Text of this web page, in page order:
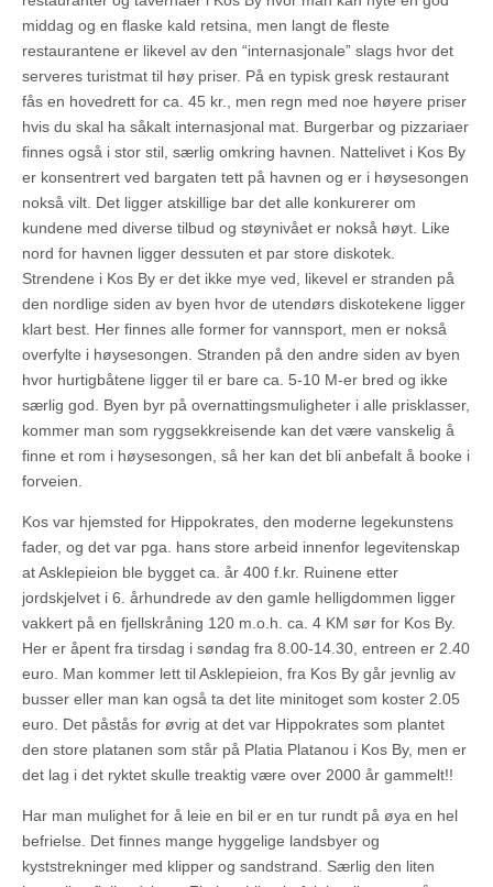
middag og en flaske kald retsina, men langt de fleste
restaurantene er likevel av den “internasjonale” slags hvor det
serveres turistmat til høy priser. På en typisk gresk restaurant
fås en hovedrett for ca. 45 kr., men regn med noe høyere priser
hvis du skal ha såkalt internasjonal mat. Burgerbar og pizzariaer
finnes også i stor stil, særlig omkring havnen. Nattelivet i Kos By
er konsentrert ved bargaten tett på havnen og er i høysesongen
nokså vilt. Det ligger atskillige bar det alle konkurerer om
kundene med diverse tilbud og støynivået er nokså høyt. Like
nord for havnen ligger dessuten et par store diskotek.
Strendene i Kos By er det ikke mye ved, likevel er stranden på
den nordlige siden av byen hvor de utendørs diskotekene ligger
klart best. Her finnes alle former for vannsport, men er nokså
overfylte i høysesongen. Stranden på den andre siden av byen
hvor hurtigbåtene ligger til er bare ca. 5-10 M-er bred og ikke
særlig god. Byen byr på overnattingsmuligheter i alle prisklasser,
kommer man som ryggsekkreisende kan det være vanskelig å
finne et rom i høysesongen, så her kan det bli anbefalt å booke i
forveien.
Kos var hjemsted for Hippokrates, den moderne legekunstens
fader, og det var pga. hans store arbeid innenfor legevitenskap
at Asklepieion ble bygget ca. år 400 f.kr. Ruinene etter
jordskjelvet i 6. århundrede av den gamle helligdommen ligger
vakkert på en fjellskråning 120 m.o.h. ca. 4 KM sør for Kos By.
Her er åpent fra tirsdag i søndag fra 8.00-14.30, entreen er 2.40
euro. Man kommer lett til Asklepieion, fra Kos By går jevnlig av
busser eller man kan også ta det lite minitoget som koster 2.05
euro. Det påstås for øvrig at det var Hippokrates som plantet
den store platanen som står på Platia Platanou i Kos By, men er
det lag i det ryktet skulle treaktig være over 2000 år gammelt!!
Har man mulighet for å leie en bil er en tur rundt på øya en hel
befrielse. Det finnes mange hyggelige landsbyer og
kyststrekninger med klipper og sandstrand. Særlig den liten